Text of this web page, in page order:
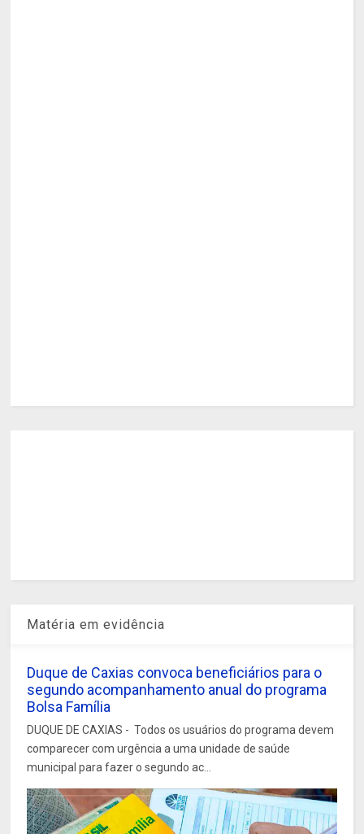
Matéria em evidência
Duque de Caxias convoca beneficiários para o
segundo acompanhamento anual do programa
Bolsa Família
DUQUE DE CAXIAS - Todos os usuários do programa devem
comparecer com urgência a uma unidade de saúde
municipal para fazer o segundo ac...